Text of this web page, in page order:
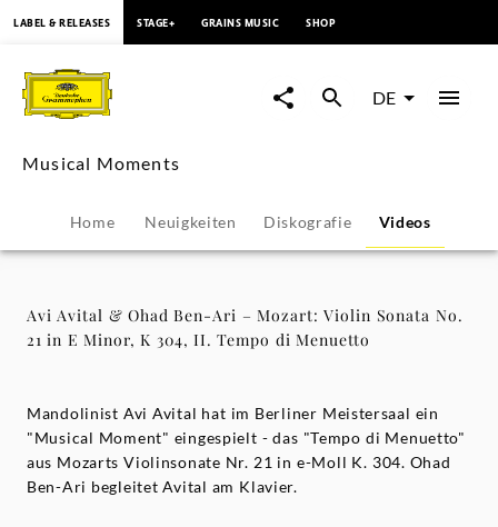
Avital
&
Ohad
Ben-
Ari
Mozart:
Violin
LABEL & RELEASES STAGE+ GRAINS MUSIC SHOP
DE
Musical Moments
Home Neuigkeiten Diskografie Videos
Avi Avital & Ohad Ben-Ari – Mozart: Violin Sonata No.
21 in E Minor, K 304, II. Tempo di Menuetto
Mandolinist Avi Avital hat im Berliner Meistersaal ein
"Musical Moment" eingespielt - das "Tempo di Menuetto"
aus Mozarts Violinsonate Nr. 21 in e-Moll K. 304. Ohad
Ben-Ari begleitet Avital am Klavier.